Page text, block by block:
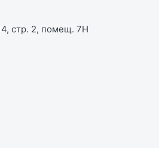
стр. 2, помещ. 7Н